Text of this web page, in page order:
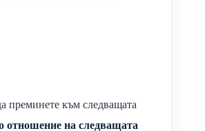
преминете към следващата
отношение на следващата